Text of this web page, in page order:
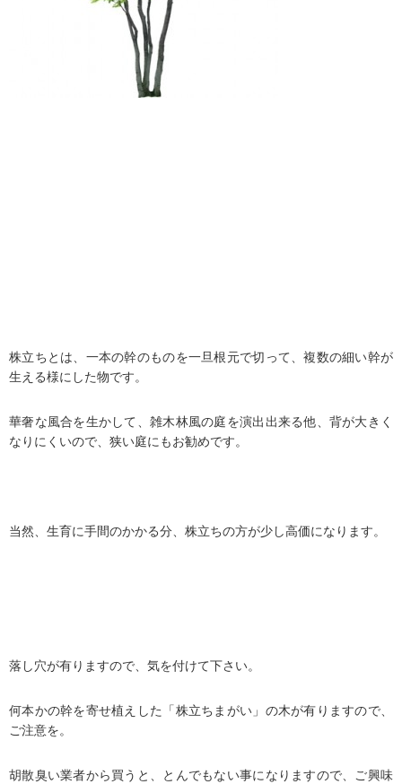
株立ちとは、一本の幹のものを一旦根元で切って、複数の細い幹が
生える様にした物です。
華奢な風合を生かして、雑木林風の庭を演出出来る他、背が大きく
なりにくいので、狭い庭にもお勧めです。
当然、生育に手間のかかる分、株立ちの方が少し高価になります。
落し穴が有りますので、気を付けて下さい。
何本かの幹を寄せ植えした「株立ちまがい」の木が有りますので、
ご注意を。
胡散臭い業者から買うと、とんでもない事になりますので、ご興味